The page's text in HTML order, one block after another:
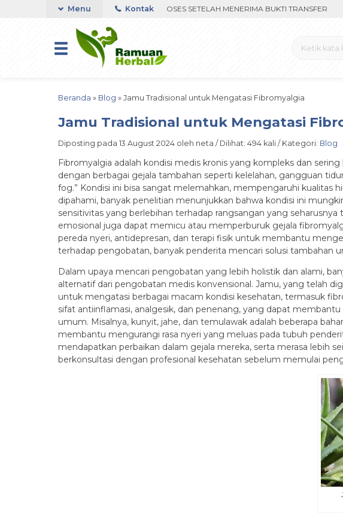
VIA WHATSAPP. PENGIRIMAN DIPROSES SETELAH MENERIMA BUKTI TRANSFER
Menu Kontak
Beranda » Blog » Jamu Tradisional untuk Mengatasi Fibromyalgia
Jamu Tradisional untuk Mengatasi
Diposting pada 13 August 2024 oleh neta / Dilihat: 494 kali / Kategori: Blog
Fibromyalgia adalah kondisi medis kronis yang kompleks dan
dengan berbagai gejala tambahan seperti kelelahan, gangguan
fog.” Kondisi ini bisa sangat melemahkan, mempengaruhi kualitas
dipahami, banyak penelitian menunjukkan bahwa kondisi ini
sensitivitas yang berlebihan terhadap rangsangan yang
emosional juga dapat memicu atau memperburuk gejala
pereda nyeri, antidepresan, dan terapi fisik untuk membantu
terhadap pengobatan, banyak penderita mencari solusi tambahan
Dalam upaya mencari pengobatan yang lebih holistik dan alami,
alternatif dari pengobatan medis konvensional. Jamu, yang telah
untuk mengatasi berbagai macam kondisi kesehatan, termasuk
sifat antiinflamasi, analgesik, dan penenang, yang dapat
umum. Misalnya, kunyit, jahe, dan temulawak adalah beberapa
membantu mengurangi rasa nyeri yang meluas pada tubuh
mendapatkan perbaikan dalam gejala mereka, serta merasa lebih
berkonsultasi dengan profesional kesehatan sebelum memulai